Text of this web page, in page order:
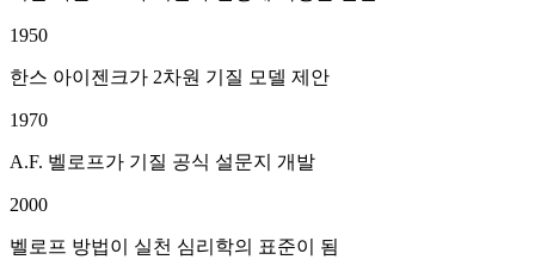
1950
한스 아이젠크가 2차원 기질 모델 제안
1970
A.F. 벨로프가 기질 공식 설문지 개발
2000
벨로프 방법이 실천 심리학의 표준이 됨